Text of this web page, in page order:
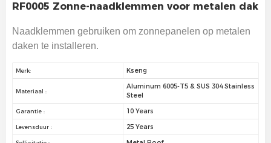
RF0005 Zonne-naadklemmen voor metalen dak
Naadklemmen gebruiken om zonnepanelen op metalen
daken te installeren.
Merk: Kseng
Materiaal :
Aluminum 6005-T5 & SUS 304 Stainless
Steel
Garantie : 10 Years
Levensduur : 25 Years